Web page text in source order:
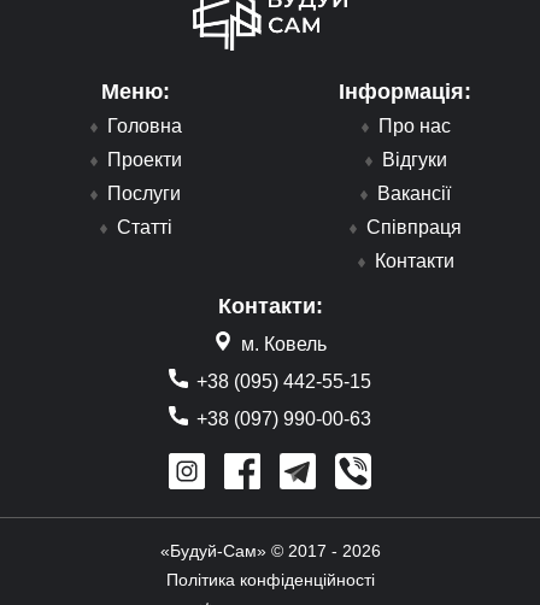
Меню:
Головна
Проекти
Послуги
Статті
Інформація:
Про нас
Відгуки
Вакансії
Співпраця
Контакти
Контакти:
м. Ковель
+38 (095) 442-55-15
+38 (097) 990-00-63
«Будуй-Сам» © 2017 - 2026
Політика конфіденційності